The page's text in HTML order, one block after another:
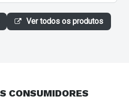
Ver todos os produtos
CONSUMIDORES